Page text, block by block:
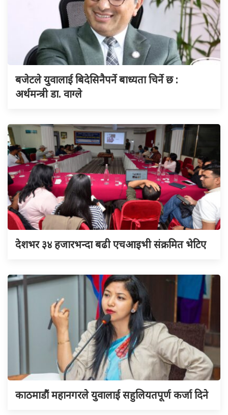
बजेटले युवालाई बिदेसिनैपर्ने बाध्यता चिर्ने छ :
अर्थमन्त्री डा. वाग्ले
देशभर ३४ हजारभन्दा बढी एचआइभी संक्रमित भेटिए
काठमाडौं महानगरले युवालाई सहुलियतपूर्ण कर्जा दिने